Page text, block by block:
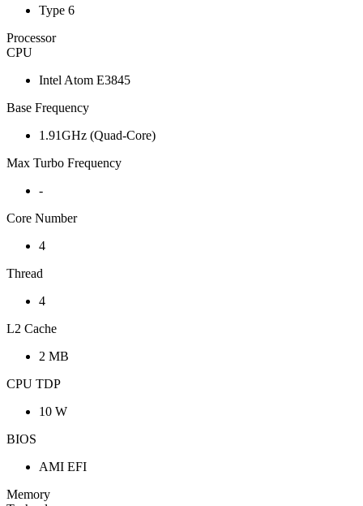
Type 6
Processor
CPU
Intel Atom E3845
Base Frequency
1.91GHz (Quad-Core)
Max Turbo Frequency
-
Core Number
4
Thread
4
L2 Cache
2 MB
CPU TDP
10 W
BIOS
AMI EFI
Memory